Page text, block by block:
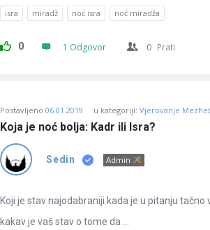
isra miradž noć isra noć miradža
0 1 Odgovor 0 Prati
Postavljeno 06.01.2019 u kategoriji: Vjerovanje
Koja je noć bolja: Kadr ili Isra?
Sedin Admin
Koji je stav najodabraniji kada je u pitanju
kakav je vaš stav o tome da ...